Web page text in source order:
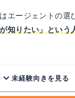
エージェントの選
知りたい」とい
未経験向きを見る